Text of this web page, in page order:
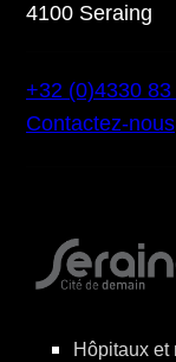
4100 Seraing
+32 (0)4330 83
Contactez-nous
Hôpitaux et